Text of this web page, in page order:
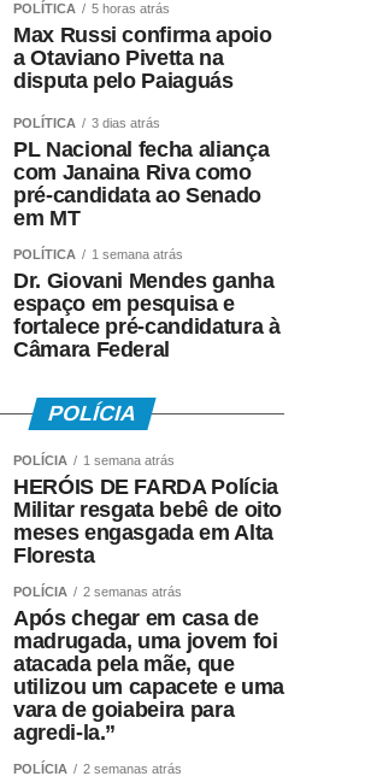
POLÍTICA 5 horas atrás
Max Russi confirma apoio
a Otaviano Pivetta na
disputa pelo Paiaguás
POLÍTICA 3 dias atrás
PL Nacional fecha aliança
com Janaina Riva como
pré-candidata ao Senado
em MT
POLÍTICA 1 semana atrás
Dr. Giovani Mendes ganha
espaço em pesquisa e
fortalece pré-candidatura à
Câmara Federal
POLÍCIA
POLÍCIA 1 semana atrás
HERÓIS DE FARDA Polícia
Militar resgata bebê de oito
meses engasgada em Alta
Floresta
POLÍCIA 2 semanas atrás
Após chegar em casa de
madrugada, uma jovem foi
atacada pela mãe, que
utilizou um capacete e uma
vara de goiabeira para
agredi-la.”
POLÍCIA 2 semanas atrás